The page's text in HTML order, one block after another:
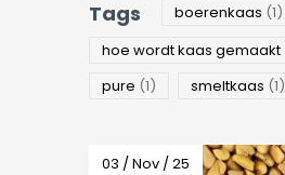
Tags boerenkaas (1)
hoe wordt kaas gemaakt
pure (1) smeltkaas (1)
03 / Nov / 25